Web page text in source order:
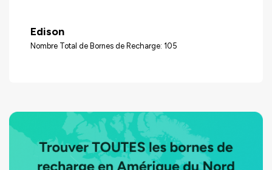
Edison
Nombre Total de Bornes de Recharge: 105